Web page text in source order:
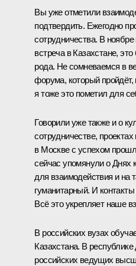
Вы уже отметили
подтвердить. Ежегодно
сотрудничества. В
встреча в Казахстане,
рода. Не сомневаемся в
форума, который пройдёт,
я тоже это пометил для
Говорили уже также и о
сотрудничестве,
в Москве с успехом
сейчас упомянули о Днях
для взаимодействия и на
гуманитарный. И
Всё это укрепляет наше
В российских вузах
Казахстана. В
российских ведущих